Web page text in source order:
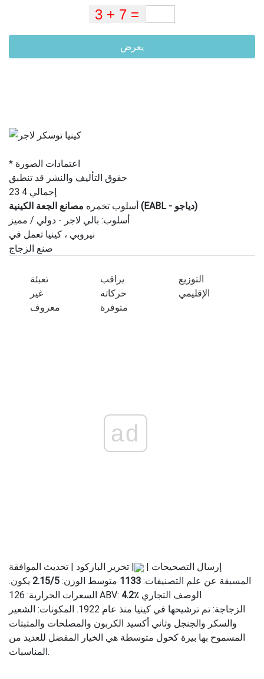
يعرض
* اعتمادات الصورة
حقوق التأليف والنشر قد تنطبق
إجمالي 4 23
أسلوب تخمره
مصانع الجعة الكينية (EABL - دياجو)
أسلوب: بالي لاجر - دولي / مميز
نيروبي ، كينيا تعمل في
صنع الزجاج
تعبئة
غير
معروف
يراقب
حركاته
متوفرة
ad
التوزيع
الإقليمي
إرسال التصحيحات |
| تحرير الباركود | تحديث الموافقة
المسبقة عن علم التصنيفات: 1133 متوسط ​​الوزن: 2.15/5
يكون.
السعرات الحرارية: 126 ABV: 4.2٪ الوصف التجاري
الزجاجة: تم ترشيحها في كينيا منذ عام 1922. المكونات: الشعير
والسكر والجنجل وثاني أكسيد الكربون والمصلحات والمثبتات
المسموح بها بيرة كحول متوسطة هي الخيار المفضل للعديد من
المناسبات.